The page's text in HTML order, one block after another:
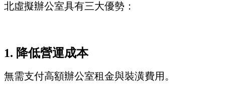
北虛擬辦公室具有三大優勢：
1. 降低營運成本
無需支付高額辦公室租金與裝潢費用。